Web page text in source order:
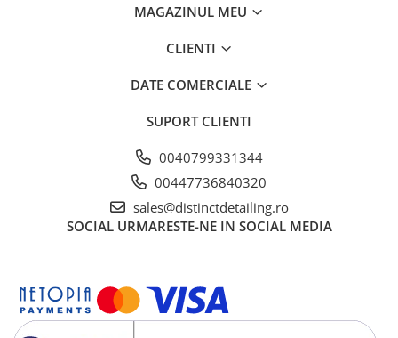
MAGAZINUL MEU
CLIENTI
DATE COMERCIALE
SUPORT CLIENTI
0040799331344
00447736840320
sales@distinctdetailing.ro
SOCIAL URMARESTE-NE IN SOCIAL MEDIA